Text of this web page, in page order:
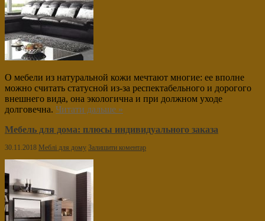
О мебели из натуральной кожи мечтают многие: ее вполне
можно считать статусной из-за респектабельного и дорогого
внешнего вида, она экологична и при должном уходе
долговечна. Читати дальше »
Мебель для дома: плюсы индивидуального заказа
30.11.2018 Меблі для дому Залишити коментар